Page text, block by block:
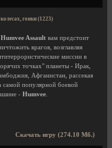
гонки (1223)
Humvee Assault вам предстоит
врагов, возглавляя
миссии в
точках" планеты - Ирак,
Афганистан, рассекая
самой популярной боевой
- Humvee
Скачать игру (274.10 Мб.)